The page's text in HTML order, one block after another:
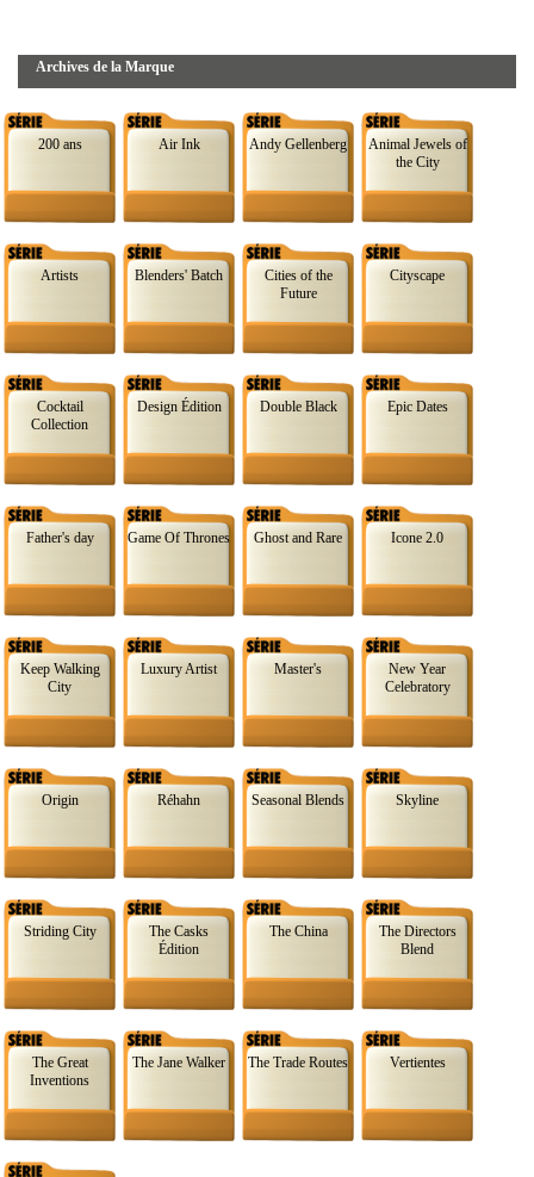
Archives de la Marque
200 ans Air Ink Andy Gellenberg
Animal Jewels of
the City
Artists Blenders' Batch
Cities of the
Future
Cityscape
Cocktail
Collection
Design Édition Double Black Epic Dates
Father's day Game Of Thrones Ghost and Rare Icone 2.0
Keep Walking
City
Luxury Artist Master's
New Year
Celebratory
Origin Réhahn Seasonal Blends Skyline
Striding City
The Casks
Édition
The China
The Directors
Blend
The Great
Inventions
The Jane Walker The Trade Routes Vertientes